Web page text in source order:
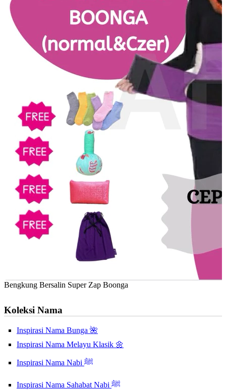
Bengkung Bersalin Super Zap Boonga
Koleksi Nama
Inspirasi Nama Bunga 🌺
Inspirasi Nama Melayu Klasik 🌼
Inspirasi Nama Nabi ﷺ
Inspirasi Nama Sahabat Nabi ﷺ